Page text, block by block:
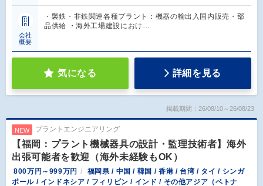
会社
概要
・製鉄・非鉄関連各種プラント：機器の輸出入国内販売・部
品供給 ・海外工場建設におけ…
気になる 詳細を見る
掲載期間：26/08/10～26/08/23
NEW プラントエンジニアリング
【福岡：プラント機械器具の設計・監理技術者】海外
出張可能者を歓迎（海外未経験もOK）
800万円～999万円
福岡県 / 中国 / 韓国 / 香港 / 台湾 / タイ / シンガ
ポール / インドネシア / フィリピン / インド / その他アジア（ベトナ